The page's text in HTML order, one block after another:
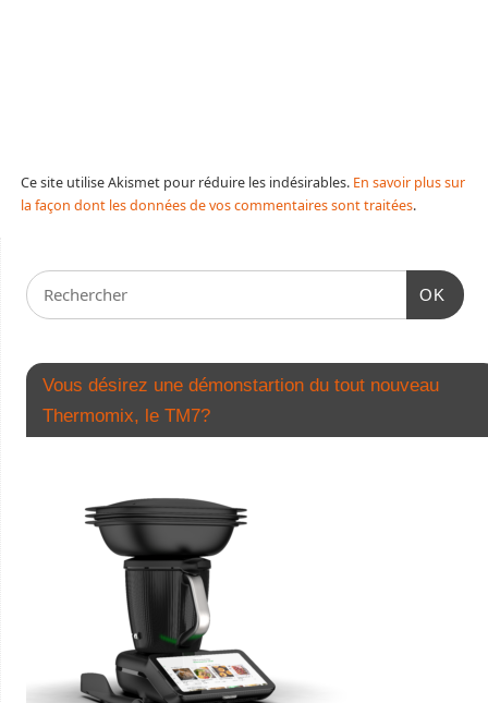
Ce site utilise Akismet pour réduire les indésirables. En savoir plus sur
la façon dont les données de vos commentaires sont traitées.
OK
Vous désirez une démonstartion du tout nouveau
Thermomix, le TM7?